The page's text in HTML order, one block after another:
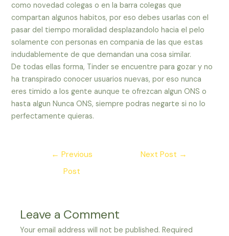
como novedad colegas o en la barra colegas que
compartan algunos habitos, por eso debes usarlas con el
pasar del tiempo moralidad desplazandolo hacia el pelo
solamente con personas en compania de las que estas
indudablemente de que demandan una cosa similar.
De todas ellas forma, Tinder se encuentre para gozar y no
ha transpirado conocer usuarios nuevas, por eso nunca
eres timido a los gente aunque te ofrezcan algun ONS o
hasta algun Nunca ONS, siempre podras negarte si no lo
perfectamente quieras.
← Previous
Post
Next Post →
Leave a Comment
Your email address will not be published. Required